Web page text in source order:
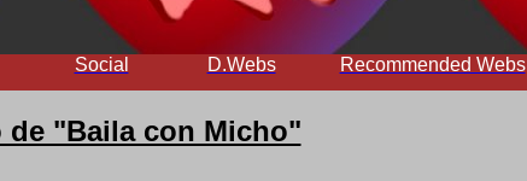
Social D.Webs Recommended Webs
"Baila con Micho"